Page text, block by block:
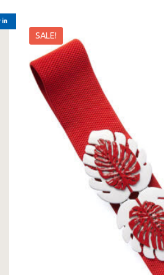
in
SALE!